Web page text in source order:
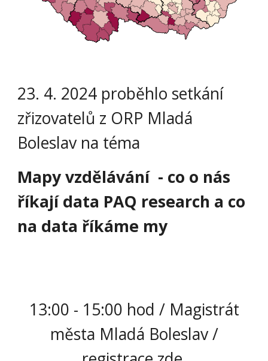
23. 4. 2024 proběhlo setkání
zřizovatelů z ORP Mladá
Boleslav na téma
Mapy vzdělávání - co o nás
říkají data PAQ research a co
na data říkáme my
13:00 - 15:00 hod / Magistrát
města Mladá Boleslav/